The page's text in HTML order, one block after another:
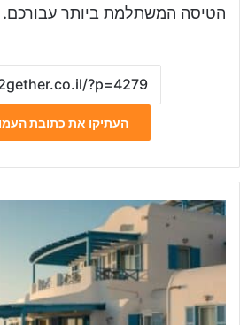
הטיסה המשתלמת ביותר עבורכם.
העתיקו את כתובת